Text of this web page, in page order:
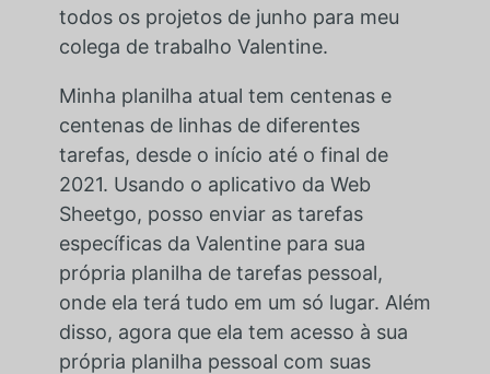
todos os projetos de junho para meu
colega de trabalho Valentine.
Minha planilha atual tem centenas e
centenas de linhas de diferentes
tarefas, desde o início até o final de
2021. Usando o aplicativo da Web
Sheetgo, posso enviar as tarefas
específicas da Valentine para sua
própria planilha de tarefas pessoal,
onde ela terá tudo em um só lugar. Além
disso, agora que ela tem acesso à sua
própria planilha pessoal com suas